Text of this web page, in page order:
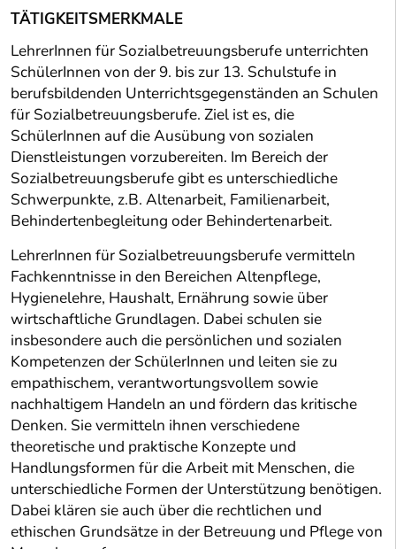
TÄTIGKEITSMERKMALE
LehrerInnen für Sozialbetreuungsberufe unterrichten
SchülerInnen von der 9. bis zur 13. Schulstufe in
berufsbildenden Unterrichtsgegenständen an Schulen
für Sozialbetreuungsberufe. Ziel ist es, die
SchülerInnen auf die Ausübung von sozialen
Dienstleistungen vorzubereiten. Im Bereich der
Sozialbetreuungsberufe gibt es unterschiedliche
Schwerpunkte, z.B. Altenarbeit, Familienarbeit,
Behindertenbegleitung oder Behindertenarbeit.
LehrerInnen für Sozialbetreuungsberufe vermitteln
Fachkenntnisse in den Bereichen Altenpflege,
Hygienelehre, Haushalt, Ernährung sowie über
wirtschaftliche Grundlagen. Dabei schulen sie
insbesondere auch die persönlichen und sozialen
Kompetenzen der SchülerInnen und leiten sie zu
empathischem, verantwortungsvollem sowie
nachhaltigem Handeln an und fördern das kritische
Denken. Sie vermitteln ihnen verschiedene
theoretische und praktische Konzepte und
Handlungsformen für die Arbeit mit Menschen, die
unterschiedliche Formen der Unterstützung benötigen.
Dabei klären sie auch über die rechtlichen und
ethischen Grundsätze in der Betreuung und Pflege von